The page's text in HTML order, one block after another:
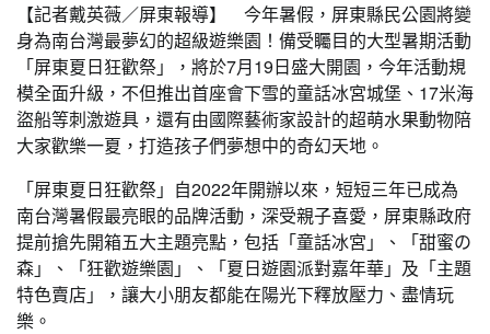
【記者戴英薇／屏東報導】 今年暑假，屏東縣民公園將變
身為南台灣最夢幻的超級遊樂園！備受矚目的大型暑期活動
「屏東夏日狂歡祭」，將於7月19日盛大開園，今年活動規
模全面升級，不但推出首座會下雪的童話冰宮城堡、17米海
盜船等刺激遊具，還有由國際藝術家設計的超萌水果動物陪
大家歡樂一夏，打造孩子們夢想中的奇幻天地。
「屏東夏日狂歡祭」自2022年開辦以來，短短三年已成為
南台灣暑假最亮眼的品牌活動，深受親子喜愛，屏東縣政府
提前搶先開箱五大主題亮點，包括「童話冰宮」、「甜蜜の
森」、「狂歡遊樂園」、「夏日遊園派對嘉年華」及「主題
特色賣店」，讓大小朋友都能在陽光下釋放壓力、盡情玩
樂。